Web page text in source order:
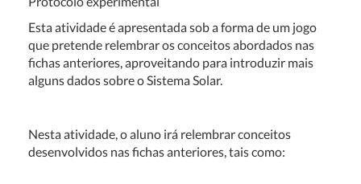
Esta atividade é apresentada sob a forma de um jogo
que pretende relembrar os conceitos abordados nas
fichas anteriores, aproveitando para introduzir mais
alguns dados sobre o Sistema Solar.
Nesta atividade, o aluno irá relembrar conceitos
desenvolvidos nas fichas anteriores, tais como: